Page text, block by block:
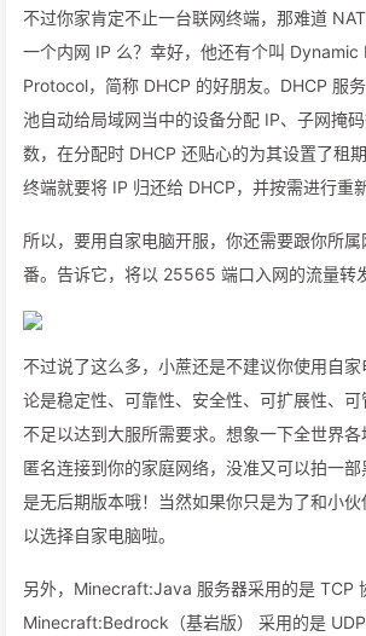
不过你家肯定不止一台联网终端，那难道
一个内网 IP 么？幸好，他还有个叫
Protocol，简称 DHCP 的好朋友。DHCP 服
池自动给局域网当中的设备分配 IP、子网掩
数，在分配时 DHCP 还贴心的为其设置了租
终端就要将 IP 归还给 DHCP，并按需进行重
所以，要用自家电脑开服，你还需要跟你所
番。告诉它，将以 25565 端口入网的流量转
不过说了这么多，小蔗还是不建议你使用自
论是稳定性、可靠性、安全性、可扩展性、
不足以达到大服所需要求。想象一下全世界
匿名连接到你的家庭网络，没准又可以拍一
是无后期版本哦！当然如果你只是为了和小
以选择自家电脑啦。
另外，Minecraft:Java 服务器采用的是 TCP
Minecraft:Bedrock（基岩版） 采用的是